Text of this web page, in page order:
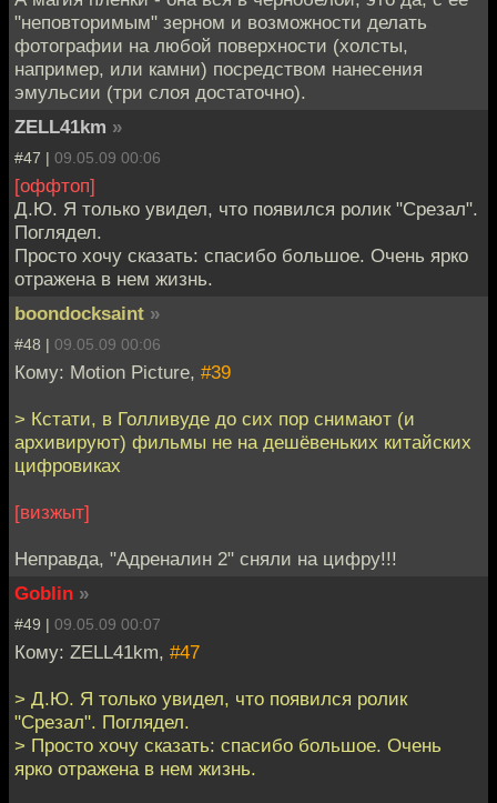
"неповторимым" зерном и возможности делать
фотографии на любой поверхности (холсты,
например, или камни) посредством нанесения
эмульсии (три слоя достаточно).
ZELL41km »
#47 | 09.05.09 00:06
[оффтоп]
Д.Ю. Я только увидел, что появился ролик "Срезал".
Поглядел.
Просто хочу сказать: спасибо большое. Очень ярко
отражена в нем жизнь.
boondocksaint »
#48 | 09.05.09 00:06
Кому: Motion Picture, #39
> Кстати, в Голливуде до сих пор снимают (и
архивируют) фильмы не на дешёвеньких китайских
цифровиках
[визжыт]
Неправда, "Адреналин 2" сняли на цифру!!!
Goblin »
#49 | 09.05.09 00:07
Кому: ZELL41km, #47
> Д.Ю. Я только увидел, что появился ролик
"Срезал". Поглядел.
> Просто хочу сказать: спасибо большое. Очень
ярко отражена в нем жизнь.